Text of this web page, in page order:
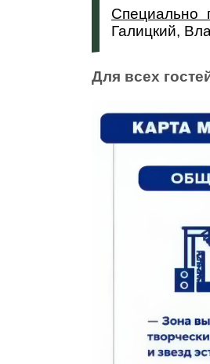
Специально
Галицкий,
Для всех